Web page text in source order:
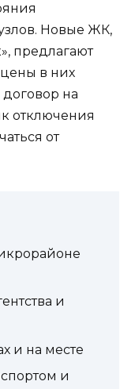
Новые ЖК,
предлагают
в них
на
отключения
от
и
и на месте
и